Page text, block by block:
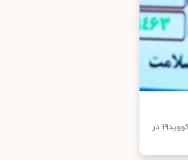
سخنگوی وزارت بهداشت، درمان و آموزش پزشکی با اعلام شناسایی ۲۶۹۱ بیمار جدید کووید۱۹ در